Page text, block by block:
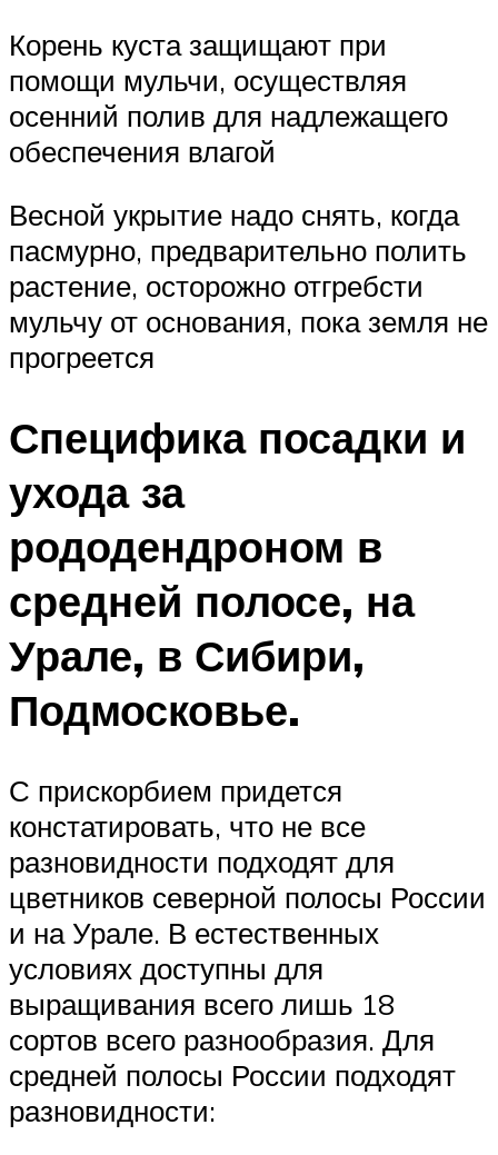
Корень куста защищают при
помощи мульчи, осуществляя
осенний полив для надлежащего
обеспечения влагой
Весной укрытие надо снять, когда
пасмурно, предварительно полить
растение, осторожно отгребсти
мульчу от основания, пока земля не
прогреется
Специфика посадки и
ухода за
рододендроном в
средней полосе, на
Урале, в Сибири,
Подмосковье.
С прискорбием придется
констатировать, что не все
разновидности подходят для
цветников северной полосы России
и на Урале. В естественных
условиях доступны для
выращивания всего лишь 18
сортов всего разнообразия. Для
средней полосы России подходят
разновидности: